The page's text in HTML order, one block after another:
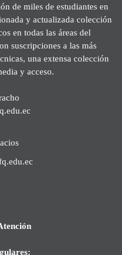
de miles de estudiantes en
y actualizada colección
en todas las áreas del
suscripciones a las más
una extensa colección
y acceso.